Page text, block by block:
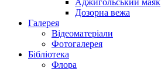
Аджигольський маяк
Дозорна вежа
Галерея
Відеоматеріали
Фотогалерея
Бібліотека
Флора